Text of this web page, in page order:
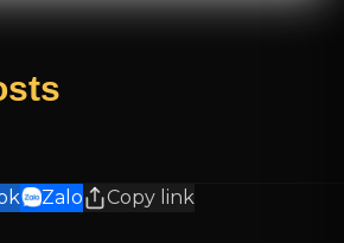
Zalo Copy link